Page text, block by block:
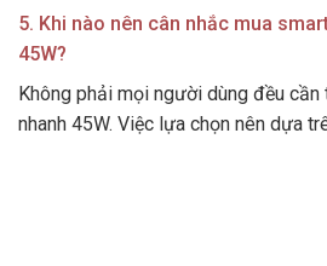
5. Khi nào nên cân nhắc mua
45W?
Không phải mọi người dùng đều
nhanh 45W. Việc lựa chọn nên dựa